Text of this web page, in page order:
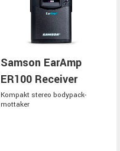
Samson EarAmp
ER100 Receiver
Kompakt stereo bodypack-
mottaker